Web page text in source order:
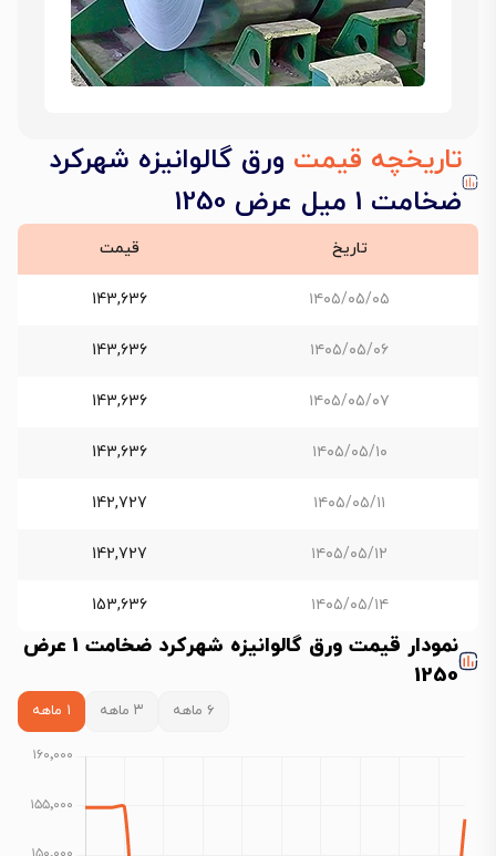
تاریخچه قیمت ورق گالوانیزه شهرکرد
ضخامت 1 میل عرض 1250
تاریخ قیمت
۱۴۰۵/۰۵/۰۵ 143,636
۱۴۰۵/۰۵/۰۶ 143,636
۱۴۰۵/۰۵/۰۷ 143,636
۱۴۰۵/۰۵/۱۰ 143,636
۱۴۰۵/۰۵/۱۱ 142,727
۱۴۰۵/۰۵/۱۲ 142,727
۱۴۰۵/۰۵/۱۴ 153,636
نمودار قیمت ورق گالوانیزه شهرکرد ضخامت 1 عرض
1250
۶ ماهه ۳ ماهه ۱ ماهه